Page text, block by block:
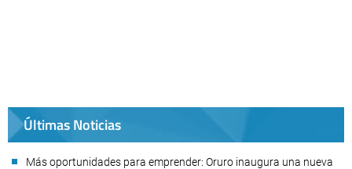
Últimas Noticias
Más oportunidades para emprender: Oruro inaugura una nueva